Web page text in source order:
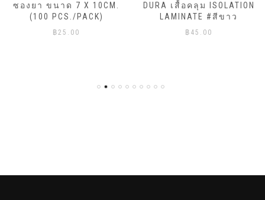
ซองยา ขนาด 7 X 10CM.
(100 PCS./PACK)
฿25.00
DURA เสื้อคลุม ISOLATION
LAMINATE #สีขาว
฿ 45.00